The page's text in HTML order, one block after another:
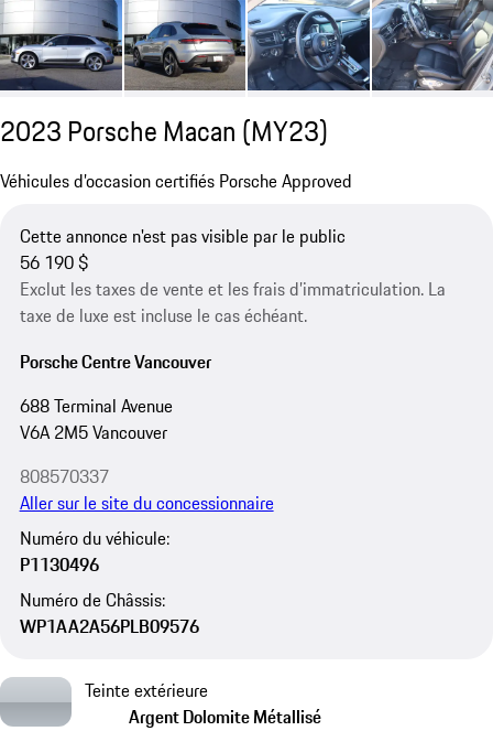
2023 Porsche Macan (MY23)
Véhicules d’occasion certifiés Porsche Approved
Cette annonce n'est pas visible par le public
56 190 $
Exclut les taxes de vente et les frais d’immatriculation. La
taxe de luxe est incluse le cas échéant.
Porsche Centre Vancouver
688 Terminal Avenue
V6A 2M5 Vancouver
808570337
Aller sur le site du concessionnaire
Numéro du véhicule:
P1130496
Numéro de Châssis:
WP1AA2A56PLB09576
Teinte extérieure
Argent Dolomite Métallisé